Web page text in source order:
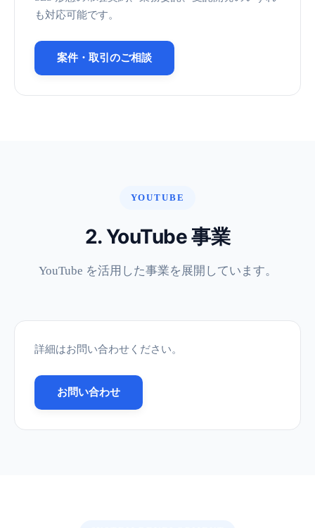
も対応可能です。
案件・取引のご相談
YOUTUBE
2. YouTube 事業
YouTube を活用した事業を展開しています。
詳細はお問い合わせください。
お問い合わせ